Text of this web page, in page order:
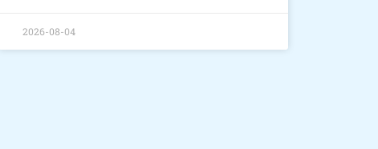
2026-08-04